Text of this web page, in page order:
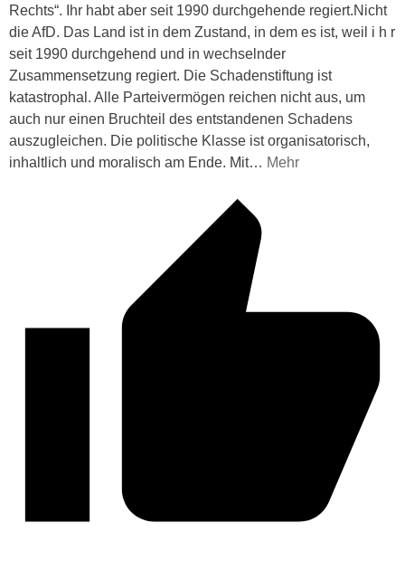
Rechts“. Ihr habt aber seit 1990 durchgehende regiert.Nicht
die AfD. Das Land ist in dem Zustand, in dem es ist, weil i h r
seit 1990 durchgehend und in wechselnder
Zusammensetzung regiert. Die Schadenstiftung ist
katastrophal. Alle Parteivermögen reichen nicht aus, um
auch nur einen Bruchteil des entstandenen Schadens
auszugleichen. Die politische Klasse ist organisatorisch,
inhaltlich und moralisch am Ende. Mit… Mehr